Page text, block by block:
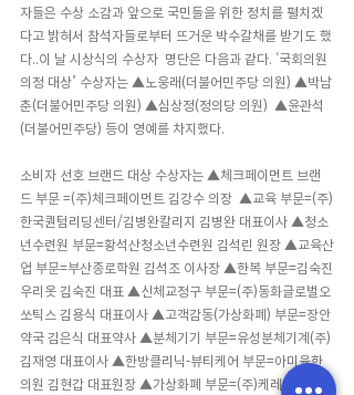
자들은 수상 소감과 앞으로 국민들을 위한 정치를 펼치겠
다고 밝혀서 참석자들로부터 뜨거운 박수갈채를 받기도 했
다..이 날 시상식의 수상자  명단은 다음과 같다. ‘국회의원
의정 대상’ 수상자는 ▲노웅래(더불어민주당 의원) ▲박남
춘(더불어민주당 의원) ▲심상정(정의당 의원)  ▲윤관석
(더불어민주당) 등이 영예를 차지했다.
소비자 선호 브랜드 대상 수상자는 ▲체크페이먼트 브랜
드 부문 =(주)체크페이먼트 김강수 의장  ▲교육 부문=(주)
한국퀀텀리딩센터/김병완칼리지 김병완 대표이사 ▲청소
년수련원 부문=황석산청소년수련원 김석린 원장 ▲교육산
업 부문=부산종로학원 김석조 이사장 ▲한복 부문=김숙진
우리옷 김숙진 대표 ▲신체교정구 부문=(주)동화글로벌오
쏘틱스 김용식 대표이사 ▲고객감동(가상화폐) 부문=장안
약국 김은식 대표약사 ▲분체기기 부문=유성분체기계(주)
김재영 대표이사 ▲한방클리닉-뷰티케어 부문=아미율한
의원 김현갑 대표원장 ▲가상화폐 부문=(주)케레이캐시클